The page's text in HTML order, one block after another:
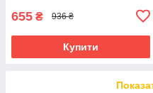
655 ₴ 936 ₴
Купити